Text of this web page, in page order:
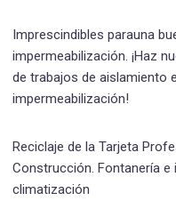
Imprescindibles parauna
impermeabilización. ¡Haz
de trabajos de aislamiento e
impermeabilización!
Reciclaje de la Tarjeta
Construcción. Fontanería e
climatización